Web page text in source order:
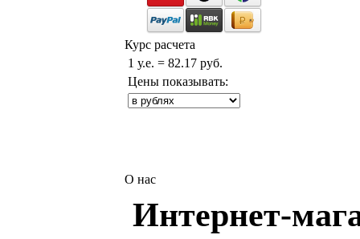
Курс расчета
1 у.е. = 82.17 руб.
Цены показывать:
О нас
Интернет-